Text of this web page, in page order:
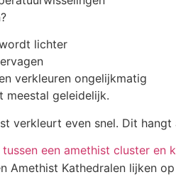
lichter
verkleuren ongelijkmatig
meestal geleidelijk.
verkleurt even snel. Dit
een amethist cluster en
Amethist Kathedralen lijken